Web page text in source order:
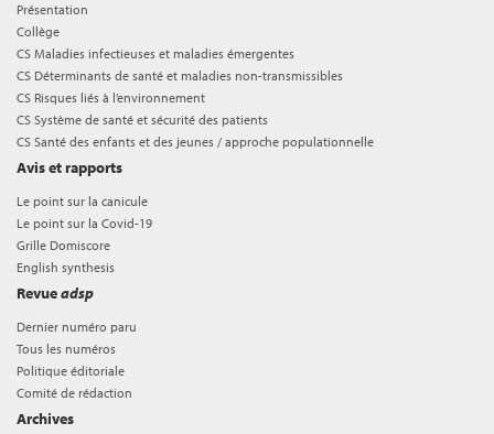
Présentation
Collège
CS Maladies infectieuses et maladies émergentes
CS Déterminants de santé et maladies non-transmissibles
CS Risques liés à l’environnement
CS Système de santé et sécurité des patients
CS Santé des enfants et des jeunes / approche populationnelle
Avis et rapports
Le point sur la canicule
Le point sur la Covid-19
Grille Domiscore
English synthesis
Revueadsp
Dernier numéro paru
Tous les numéros
Politique éditoriale
Comité de rédaction
Archives